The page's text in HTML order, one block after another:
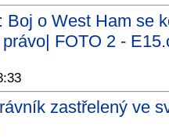
Boj o West Ham se
FOTO 2 -
zastřelený ve